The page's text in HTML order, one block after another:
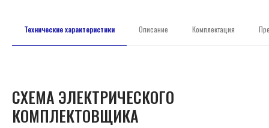
Технические характеристики Описание Комплектация
СХЕМА ЭЛЕКТРИЧЕСКОГО
КОМПЛЕКТОВЩИКА